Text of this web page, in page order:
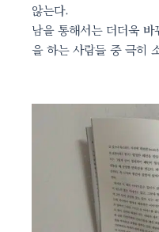
않는다.
남을 통해서는 더더욱
을 하는 사람들 중 극히